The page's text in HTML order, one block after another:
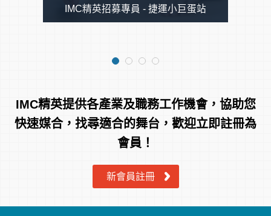
最高加2,000!! 加薪機會不嫌多!
2.職工福利：三節+生日禮券
春酒聚餐摸彩、店舖聚餐、員工旅遊
1. 南屯區店點預計2月開幕，開幕前配合至西屯或烏日
2. 其他店點安排以烏日與台中東區為主
IMC精英招募專員 - 捷運小巨蛋站
IMC精英提供各產業及職務工作機會，協助您
快速媒合，找尋適合的舞台，歡迎立即註冊為
會員！
新會員註冊